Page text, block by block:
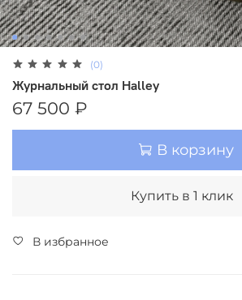
(0)
Журнальный стол Halley
67 500 ₽
В корзину
Купить в 1 клик
В избранное